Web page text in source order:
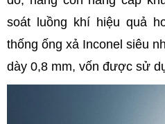
soát luồng khí hiệu quả
thống ống xả Inconel siêu
dày 0,8 mm, vốn được sử